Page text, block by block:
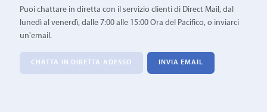
Puoi chattare in diretta con il servizio clienti di Direct Mail, dal
lunedì al venerdì, dalle 7:00 alle 15:00 Ora del Pacifico, o inviarci
un'email.
CHATTA IN DIRETTA ADESSO INVIA EMAIL